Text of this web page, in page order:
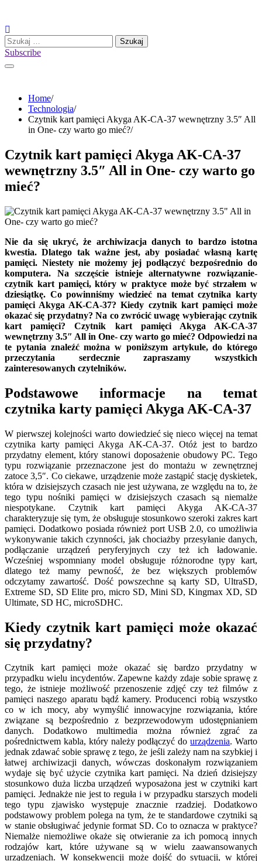
content
Szukaj:
Subscribe
Home
Technologia
Czytnik kart pamięci Akyga AK-CA-37 wewnętrzny 3.5″ All
in One- czy warto go mieć?
Czytnik kart pamięci Akyga AK-CA-37
wewnętrzny 3.5″ All in One- czy warto go
mieć?
Nie da się ukryć, że archiwizacja danych to bardzo istotna
kwestia. Dlatego tak ważne jest, aby posiadać własną kartę
pamięci. Niestety nie możemy jej podłączyć bezpośrednio do
komputera. Na szczęście istnieje alternatywne rozwiązanie-
czytnik kart pamięci, który w praktyce może być strzałem w
dziesiątkę. Co powinniśmy wiedzieć na temat czytnika karty
pamięci Akyga AK-CA-37? Kiedy czytnik kart pamięci może
okazać się przydatny? Na co zwrócić uwagę wybierając czytnik
kart pamięci? Czytnik kart pamięci Akyga AK-CA-37
wewnętrzny 3.5″ All in One- czy warto go mieć? Odpowiedzi na
te pytania znaleźć można w poniższym artykule, do którego
przeczytania serdecznie zapraszamy wszystkich
zainteresowanych czytelników.
Podstawowe informacje na temat
czytnika karty pamięci Akyga AK-CA-37
W pierwszej kolejności warto dowiedzieć się nieco więcej na temat
czytnika karty pamięci Akyga AK-CA-37. Otóż jest to bardzo
przydatny element, który stanowi doposażenie obudowy PC. Tego
typu rozwiązanie przeznaczone jest do montażu w zewnętrznej
zatoce 3,5″. Co ciekawe, urządzenie może zastąpić stację dyskietek,
która w dzisiejszych czasach nie jest używana, ze względu na to, że
tego typu nośniki pamięci w dzisiejszych czasach są niemalże
niespotykane. Czytnik kart pamięci Akyga AK-CA-37
charakteryzuje się tym, że obsługuje stosunkowo szeroki zakres kart
pamięci. Dodatkowo posiada również port USB 2.0, co umożliwia
wykonywanie takich czynności, jak chociażby przesyłanie danych,
podłączanie urządzeń peryferyjnych czy też ich ładowanie.
Wcześniej wspomniany model obsługuje różnorodne typy kart,
dlatego też mamy pewność, że bez większych problemów
odczytamy zawartość. Dość powszechne są karty SD, UltraSD,
Extreme SD, SD Elite pro, micro SD, Mini SD, Kingmax XD, SD
Ultimate, SD HC, microSDHC.
Kiedy czytnik kart pamięci może okazać
się przydatny?
Czytnik kart pamięci może okazać się bardzo przydatny w
przypadku wielu incydentów. Zapewne każdy zdaje sobie sprawę z
tego, że istnieje możliwość przenoszenie zdjęć czy też filmów z
pamięci naszego aparatu bądź kamery. Producenci robią wszystko
co w ich mocy, aby wymyślić innowacyjne rozwiązania, które
związane są bezpośrednio z bezprzewodowym udostępnianiem
danych. Dodatkowo multimedia można również zgrać za
pośrednictwem kabla, który należy podłączyć dourządzenia. Warto
jednak zdawać sobie sprawę z tego, że jeśli zależy nam na szybkiej i
łatwej archiwizacji danych, wówczas doskonałym rozwiązaniem
wydaje się być użycie czytnika kart pamięci. Na dzień dzisiejszy
stosunkowo duża liczba urządzeń wyposażona jest w czytniki kart
pamięci. Jednakże nie jest to reguła i w przypadku starszych modeli
tego typu zjawisko występuje znacznie rzadziej. Dodatkowo
podstawowy problem polega na tym, że te standardowe czytniki są
w stanie obsługiwać jedynie format SD. Co to oznacza w praktyce?
Niemalże niemożliwe okaże się otwieranie za ich pomocą innych
rodzajów kart, które używane są w wielu zaawansowanych
urządzeniach. W konsekwencji może dojść do sytuacji, w której